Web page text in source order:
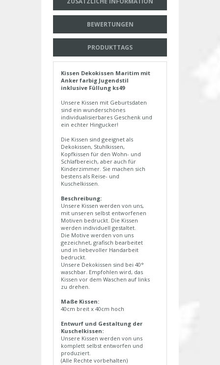
BEWERTUNGEN
PRODUKTTAGS
Kissen Dekokissen Maritim mit
Anker farbig Jugendstil
inklusive Füllung ks49
Unsere Kissen mit Geburtsdaten
sind ein wunderschönes
individualisierbares Geschenk und
ein echter Hingucker!
Die Kissen sind geeignet als
Dekokissen, Stuhlkissen,
Kopfkissen für den Wohn- und
Schlafbereich, aber auch für
Kinderzimmer. Sie machen sich
bestens als Reise- und
Kuschelkissen.
Beschreibung:
Unsere Kissen werden von uns,
mit unseren selbst entworfenen
Motiven bedruckt. Die Kissen
werden individuell gestaltet.
Die Motive werden von uns
gezeichnet, grafisch bearbeitet
und in liebevoller Handarbeit
bedruckt.
Unsere Dekokissen sind bei 40°
waschbar. Empfohlen wird, das
Kissen vor dem Waschen auf links
zu drehen.
Maße Kissen:
40cm breit x 40cm hoch
Entwurf und Gestaltung der
Kuschelkissen:
Unsere Kissen werden von uns
komplett selbst entworfen und
produziert.
(Alle Rechte vorbehalten)